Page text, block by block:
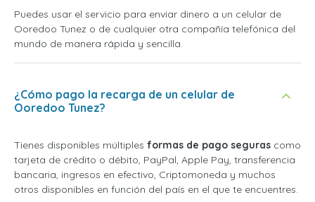
Puedes usar el servicio para enviar dinero a un celular de
Ooredoo Tunez o de cualquier otra compañía telefónica del
mundo de manera rápida y sencilla.
¿Cómo pago la recarga de un celular de
Ooredoo Tunez?
Tienes disponibles múltiples formas de pago seguras como
tarjeta de crédito o débito, PayPal, Apple Pay, transferencia
bancaria, ingresos en efectivo, Criptomoneda y muchos
otros disponibles en función del país en el que te encuentres.